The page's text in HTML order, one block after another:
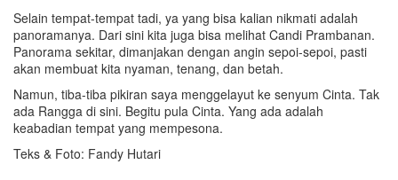
Selain tempat-tempat tadi, ya yang bisa kalian nikmati adalah
panoramanya. Dari sini kita juga bisa melihat Candi Prambanan.
Panorama sekitar, dimanjakan dengan angin sepoi-sepoi, pasti
akan membuat kita nyaman, tenang, dan betah.
Namun, tiba-tiba pikiran saya menggelayut ke senyum Cinta. Tak
ada Rangga di sini. Begitu pula Cinta. Yang ada adalah
keabadian tempat yang mempesona.
Teks & Foto: Fandy Hutari